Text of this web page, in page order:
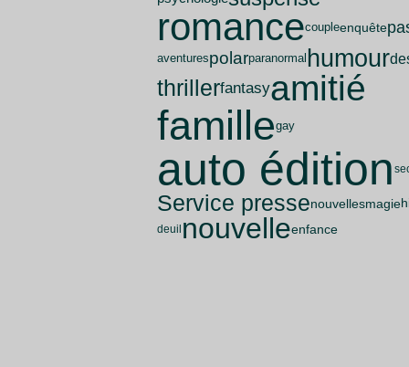
romancecoupleenquête
aventurespolarparanormal humour
thrillerfantasyamitié
famillegay
auto édition
Service pressenouvellesmagie
deuil nouvelleenfance